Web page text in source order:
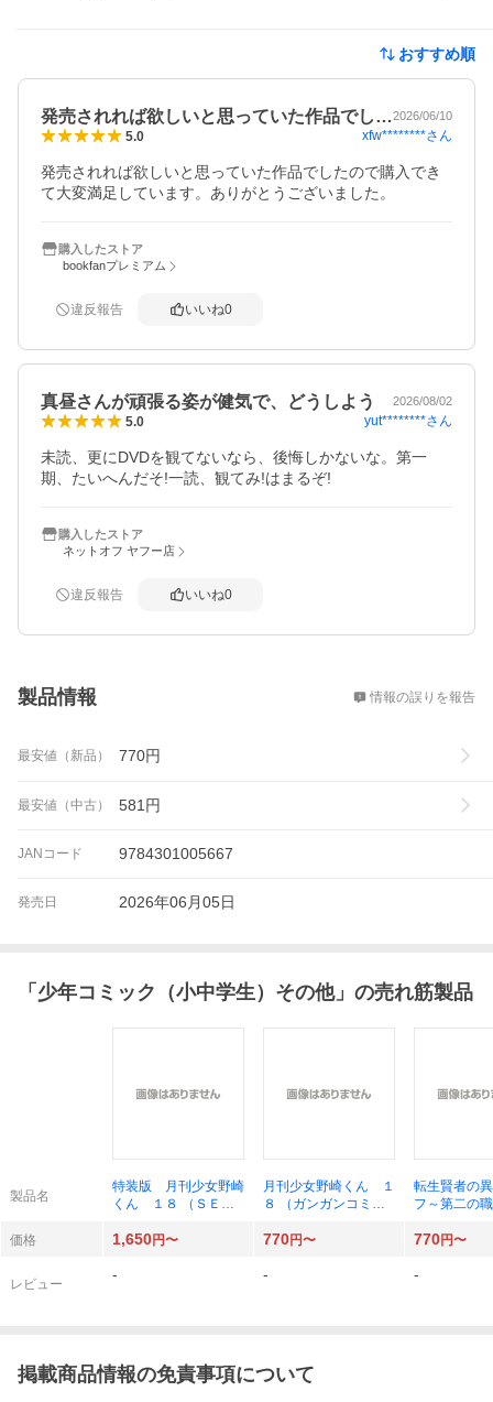
おすすめ順
発売されれば欲しいと思っていた作品でし…2026/06/10
5.0 xfw********さん
発売されれば欲しいと思っていた作品でしたので購入でき
て大変満足しています。ありがとうございました。
購入したストア
bookfanプレミアム
違反報告 いいね0
真昼さんが頑張る姿が健気で、どうしよう 2026/08/02
5.0 yut********さん
未読、更にDVDを観てないなら、後悔しかないな。第一
期、たいへんだそ!一読、観てみ!はまるぞ!
購入したストア
ネットオフ ヤフー店
違反報告 いいね0
製品情報 情報の誤りを報告
最安値（新品） 770円
最安値（中古） 581 円
JANコード 9784301005667
発売日 2026年06月05日
「 少年コミック（小中学生）その他」の売れ筋製品
製品名
特装版 月刊少女野崎
くん １８ （ＳＥコ
椿いづみ
月刊少女野崎くん １
８ （ガンガンコミッ
椿いづみ
転生賢者の
フ～第二の
ＵＰ！） 進
価格 1,650円〜 770円〜 770円〜
レビュー
- - -
掲載商品情報の免責事項について